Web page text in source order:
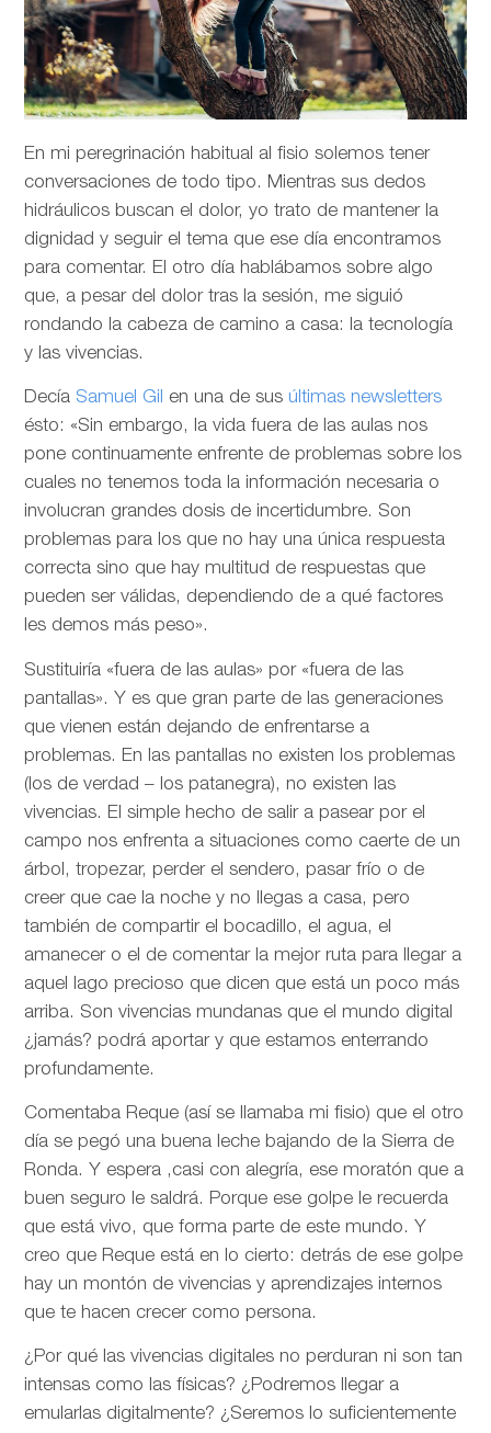
En mi peregrinación habitual al fisio solemos tener
conversaciones de todo tipo. Mientras sus dedos
hidráulicos buscan el dolor, yo trato de mantener la
dignidad y seguir el tema que ese día encontramos
para comentar. El otro día hablábamos sobre algo
que, a pesar del dolor tras la sesión, me siguió
rondando la cabeza de camino a casa: la tecnología
y las vivencias.
Decía Samuel Gil en una de sus últimas newsletters
ésto: «Sin embargo, la vida fuera de las aulas nos
pone continuamente enfrente de problemas sobre los
cuales no tenemos toda la información necesaria o
involucran grandes dosis de incertidumbre. Son
problemas para los que no hay una única respuesta
correcta sino que hay multitud de respuestas que
pueden ser válidas, dependiendo de a qué factores
les demos más peso».
Sustituiría «fuera de las aulas» por «fuera de las
pantallas». Y es que gran parte de las generaciones
que vienen están dejando de enfrentarse a
problemas. En las pantallas no existen los problemas
(los de verdad – los patanegra), no existen las
vivencias. El simple hecho de salir a pasear por el
campo nos enfrenta a situaciones como caerte de un
árbol, tropezar, perder el sendero, pasar frío o de
creer que cae la noche y no llegas a casa, pero
también de compartir el bocadillo, el agua, el
amanecer o el de comentar la mejor ruta para llegar a
aquel lago precioso que dicen que está un poco más
arriba. Son vivencias mundanas que el mundo digital
¿jamás? podrá aportar y que estamos enterrando
profundamente.
Comentaba Reque (así se llamaba mi fisio) que el otro
día se pegó una buena leche bajando de la Sierra de
Ronda. Y espera ,casi con alegría, ese moratón que a
buen seguro le saldrá. Porque ese golpe le recuerda
que está vivo, que forma parte de este mundo. Y
creo que Reque está en lo cierto: detrás de ese golpe
hay un montón de vivencias y aprendizajes internos
que te hacen crecer como persona.
¿Por qué las vivencias digitales no perduran ni son tan
intensas como las físicas? ¿Podremos llegar a
emularlas digitalmente? ¿Seremos lo suficientemente